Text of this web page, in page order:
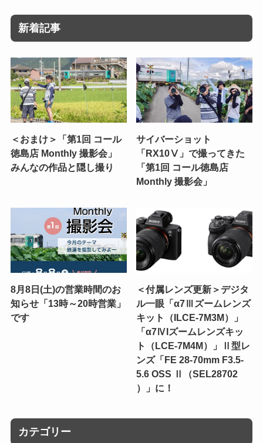
新着記事
＜おまけ＞「第1回 コール
徳島店 Monthly 撮影会」
みんなの作品と隠し撮り
サイバーショット
「RX10Ⅴ」で撮ってきた
「第1回 コール徳島店
Monthly 撮影会」
8月8日(土)の営業時間のお
知らせ「13時～20時営業」
です
＜付属レンズ更新＞デジタ
ル一眼「α7Ⅲズームレンズ
キット（ILCE-7M3M）」
「α7ⅣIズームレンズキッ
ト（LCE-7M4M）」Ⅱ型レ
ンズ「FE 28-70mm F3.5-
5.6 OSS Ⅱ（SEL28702
）」に！
カテゴリー